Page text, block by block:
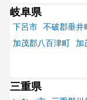
岐阜県
下呂市 不破郡垂井
加茂郡八百津町
加
三重県